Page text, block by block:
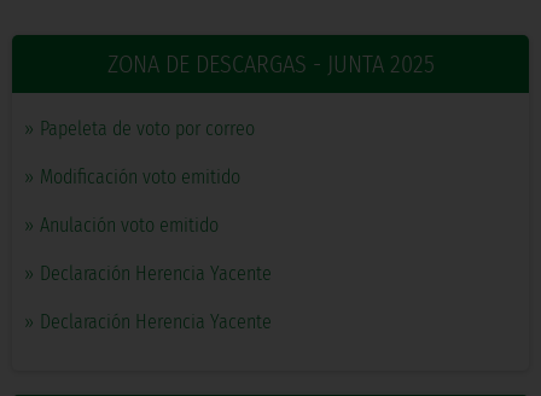
ZONA DE DESCARGAS - JUNTA 2025
» Papeleta de voto por correo
» Modificación voto emitido
» Anulación voto emitido
» Declaración Herencia Yacente
» Declaración Herencia Yacente